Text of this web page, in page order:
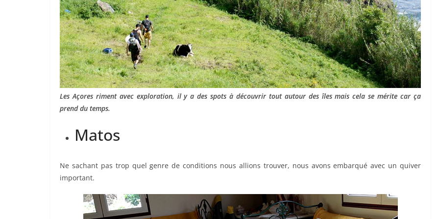
Les Açores riment avec exploration, il y a des spots à découvrir tout autour des îles mais cela se mérite car ça
prend du temps.
Matos
Ne sachant pas trop quel genre de conditions nous allions trouver, nous avons embarqué avec un quiver
important.